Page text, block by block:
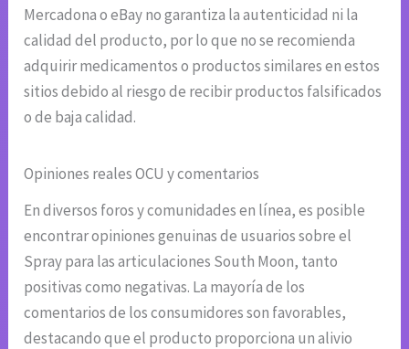
Mercadona o eBay no garantiza la autenticidad ni la
calidad del producto, por lo que no se recomienda
adquirir medicamentos o productos similares en estos
sitios debido al riesgo de recibir productos falsificados
o de baja calidad.
Opiniones reales OCU y comentarios
En diversos foros y comunidades en línea, es posible
encontrar opiniones genuinas de usuarios sobre el
Spray para las articulaciones South Moon, tanto
positivas como negativas. La mayoría de los
comentarios de los consumidores son favorables,
destacando que el producto proporciona un alivio